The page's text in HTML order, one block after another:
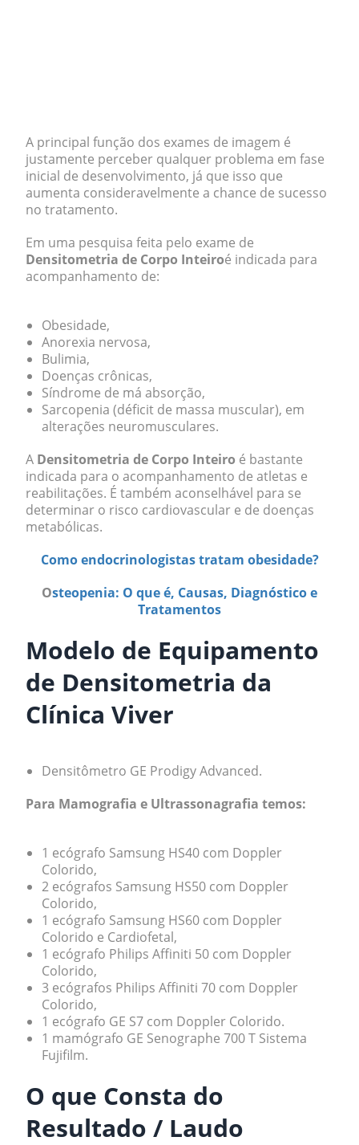
A principal função dos exames de imagem é
justamente perceber qualquer problema em fase
inicial de desenvolvimento, já que isso que
aumenta consideravelmente a chance de sucesso
no tratamento.
Em uma pesquisa feita pelo exame de
Densitometria de Corpo Inteiroé indicada para
acompanhamento de:
Obesidade,
Anorexia nervosa,
Bulimia,
Doenças crônicas,
Síndrome de má absorção,
Sarcopenia (déficit de massa muscular), em
alterações neuromusculares.
A Densitometria de Corpo Inteiro é bastante
indicada para o acompanhamento de atletas e
reabilitações. É também aconselhável para se
determinar o risco cardiovascular e de doenças
metabólicas.
Como endocrinologistas tratam obesidade?
Osteopenia: O que é, Causas, Diagnóstico e
Tratamentos
Modelo de Equipamento
de Densitometria da
Clínica Viver
Densitômetro GE Prodigy Advanced.
Para Mamografia e Ultrassonagrafia temos:
1 ecógrafo Samsung HS40 com Doppler
Colorido,
2 ecógrafos Samsung HS50 com Doppler
Colorido,
1 ecógrafo Samsung HS60 com Doppler
Colorido e Cardiofetal,
1 ecógrafo Philips Affiniti 50 com Doppler
Colorido,
3 ecógrafos Philips Affiniti 70 com Doppler
Colorido,
1 ecógrafo GE S7 com Doppler Colorido.
1 mamógrafo GE Senographe 700 T Sistema
Fujifilm.
O que Consta do
Resultado / Laudo